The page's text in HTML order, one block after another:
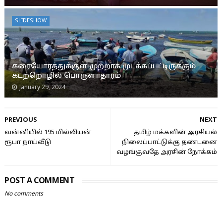
SLIDESHOW
கரையோரத்துக்குள் முற்றாக முடக்கப்பட்டிருக்கும்
கடற்றொழில் பொருளாதாரம்
January 29, 2024
NEXT
தமிழ் மக்களின் அரசியல்
நிலைப்பாட்டுக்கு தண்டனை
வழங்குவதே அரசின் நோக்கம்
PREVIOUS
வன்னியில் 195 மில்லியன்
ரூபா நாய்வீடு
POST A COMMENT
No comments